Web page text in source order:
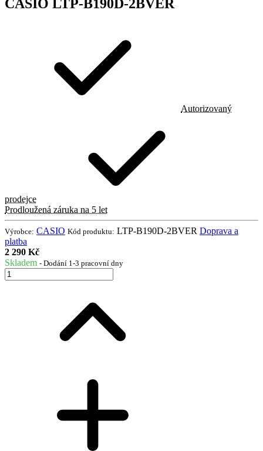
CASIO LTP-B190D-2BVER
Autorizovaný
prodejce
Prodloužená záruka na 5 let
Výrobce: CASIO Kód produktu: LTP-B190D-2BVER Doprava a
platba
2 290 Kč
Skladem - Dodání 1-3 pracovní dny